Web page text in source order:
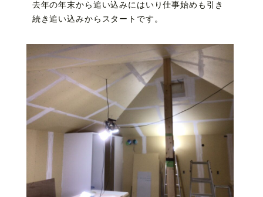
去年の年末から追い込みにはいり仕事始めも引き
続き追い込みからスタートです。